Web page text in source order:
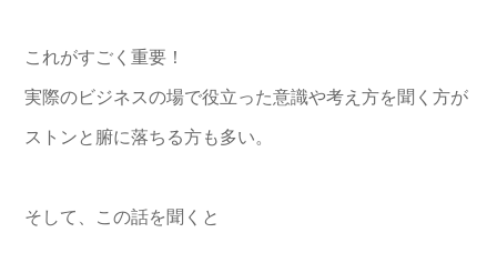
これがすごく重要！
実際のビジネスの場で役立った意識や考え方を聞く方が
ストンと腑に落ちる方も多い。
そして、この話を聞くと